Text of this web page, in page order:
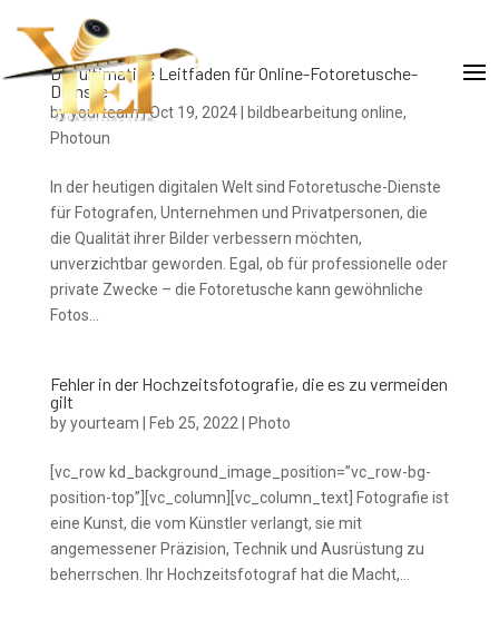
Der ultimative Leitfaden für Online-Fotoretusche-
Dienste
byyourteam|Oct 19, 2024| bildbearbeitung online,
Photoun
In der heutigen digitalen Welt sind Fotoretusche-Dienste
für Fotografen, Unternehmen und Privatpersonen, die
die Qualität ihrer Bilder verbessern möchten,
unverzichtbar geworden. Egal, ob für professionelle oder
private Zwecke – die Fotoretusche kann gewöhnliche
Fotos...
Fehler in der Hochzeitsfotografie, die es zu vermeiden
gilt
byyourteam Feb 25, 2022 Photo
[vc_row kd_background_image_position=”vc_row-bg-
position-top”][vc_column][vc_column_text] Fotografie ist
eine Kunst, die vom Künstler verlangt, sie mit
angemessener Präzision, Technik und Ausrüstung zu
beherrschen. Ihr Hochzeitsfotograf hat die Macht,...